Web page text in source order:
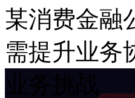
某消费金融
需提升业务